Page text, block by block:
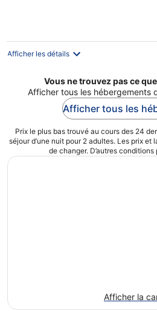
nuit
Afficher les détails
Vous ne trouvez pas ce
Afficher tous les hébergements
Afficher tous les
Prix le plus bas trouvé au cours des 24
séjour d’une nuit pour 2 adultes. Les prix
de changer. D’autres conditions
Afficher la